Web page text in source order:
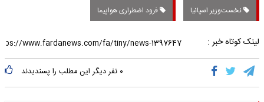
نخست‌وزیر اسپانیا فرود اضطراری هواپیما
لینک کوتاه خبر :
۰ نفر دیگر این مطلب را پسندیدند